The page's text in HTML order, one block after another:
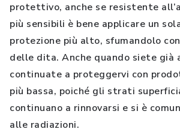
protettivo, anche se resistente
più sensibili è bene applicare un
protezione più alto, sfumandolo
delle dita. Anche quando siete già
continuate a proteggervi con
più bassa, poiché gli strati
continuano a rinnovarsi e si è
alle radiazioni.